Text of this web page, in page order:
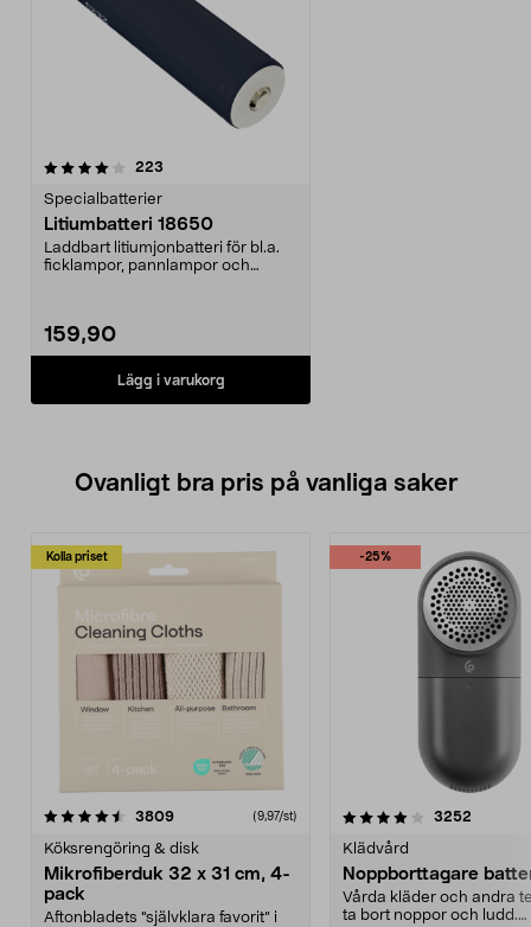
223
Specialbatterier
Litiumbatteri 18650
Laddbart litiumjonbatteri för bl.a.
ficklampor, pannlampor och
159,90
Lägg i varukorg
Ovanligt bra pris på vanliga saker
Kolla priset
3809recensioner (9,97/st)
Köksrengöring & disk
Mikrofiberduk 32 x 31 cm, 4-
pack
Aftonbladets "självklara favorit” i
-25%
4.0av 5 stjärnor 3252
Klädvård
Noppborttagare
Vårda kläder och andra
ta bort noppor och ludd.
4.5av 5 stjärnor